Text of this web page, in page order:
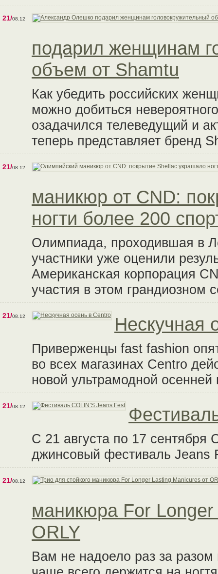
21/08.12
подарил женщинам
объем от Shamtu
Как убедить российских
можно добиться
озадачился телеведущий и
теперь представляет бренд
21/08.12
маникюр от CND:
ногти более 200
Олимпиада, проходившая в
участники уже оценили
Американская корпорация
участия в этом грандиозном
21/08.12 Нескучная
Приверженцы fast fashion
во всех магазинах Centro
новой ультрамодной осенней
21/08.12
С 21 августа по 17 сентября
джинсовый фестиваль Jeans
21/08.12
маникюра For
ORLY
Вам не надоело раз за разом